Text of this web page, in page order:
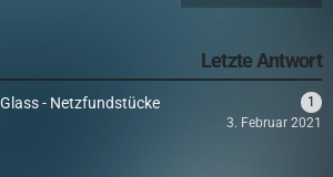
Letzte Antwort
- Netzfundstücke
1
3. Februar 2021